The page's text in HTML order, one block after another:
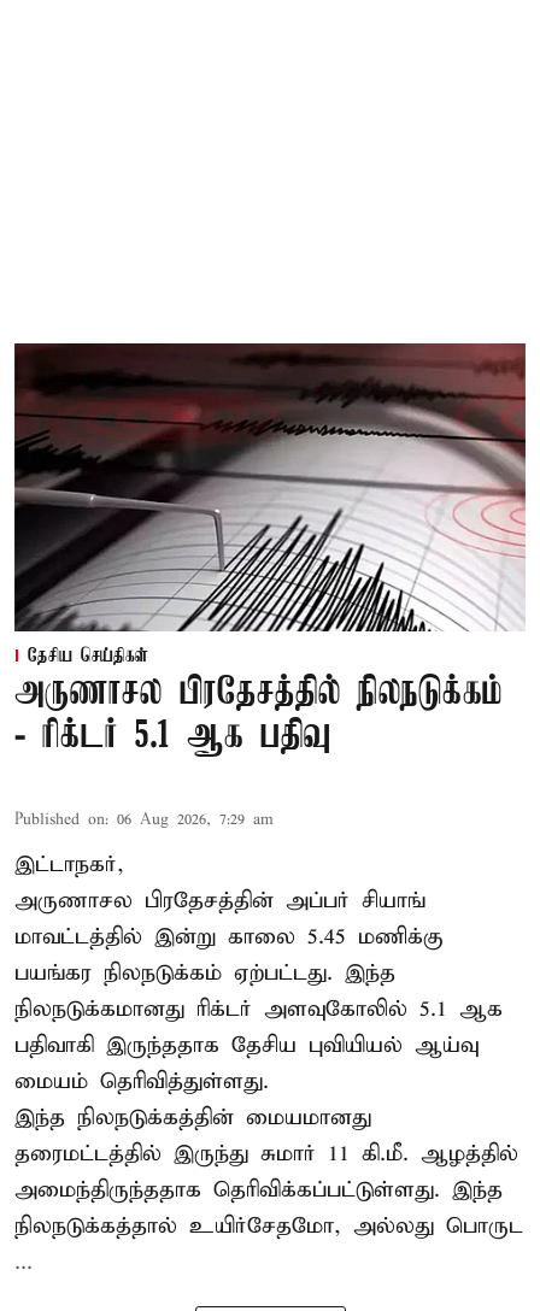
தேசிய செய்திகள்
அருணாசல பிரதேசத்தில் நிலநடுக்கம்
- ரிக்டர் 5.1 ஆக பதிவு
Published on: 06 Aug 2026, 7:29 am
இட்டாநகர்,
அருணாசல பிரதேசத்தின் அப்பர் சியாங்
மாவட்டத்தில் இன்று காலை 5.45 மணிக்கு
பயங்கர நிலநடுக்கம் ஏற்பட்டது. இந்த
நிலநடுக்கமானது ரிக்டர் அளவுகோலில் 5.1 ஆக
பதிவாகி இருந்ததாக தேசிய புவியியல் ஆய்வு
மையம் தெரிவித்துள்ளது.
இந்த நிலநடுக்கத்தின் மையமானது
தரைமட்டத்தில் இருந்து சுமார் 11 கி.மீ. ஆழத்தில்
அமைந்திருந்ததாக தெரிவிக்கப்பட்டுள்ளது. இந்த
நிலநடுக்கத்தால் உயிர்சேதமோ, அல்லது பொருட
...